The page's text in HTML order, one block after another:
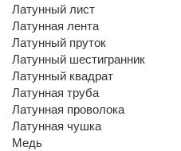
Латунный лист
Латунная лента
Латунный пруток
Латунный шестигранник
Латунный квадрат
Латунная труба
Латунная проволока
Латунная чушка
Медь